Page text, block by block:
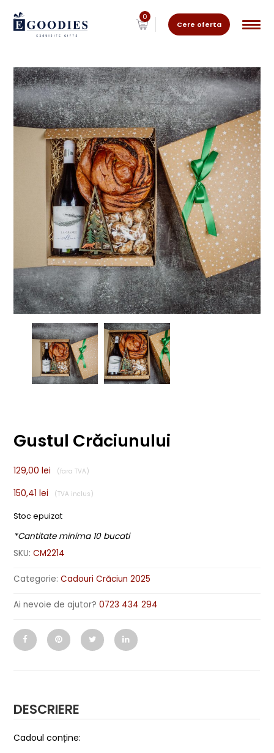
Cere oferta
0
Gustul Crăciunului
129,00lei
150,41lei
Stoc epuizat
*Cantitate minima 10 bucati
SKU:CM2214
Categorie:Cadouri Crăciun 2025
Ai nevoie de ajutor?0723 434 294
DESCRIERE
Cadoul conține: